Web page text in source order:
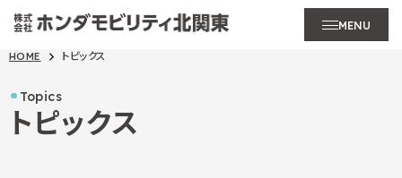
MENU
HOME トピックス
Topics
トピックス